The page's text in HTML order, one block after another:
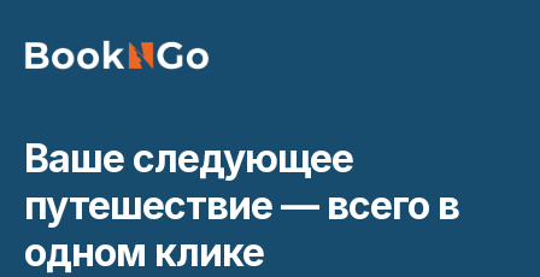
Ваше следующее
путешествие — всего в
одном клике